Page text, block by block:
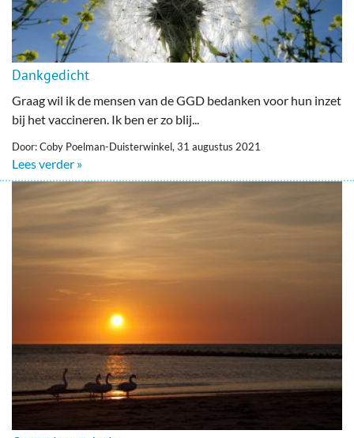
Dankgedicht
Graag wil ik de mensen van de GGD bedanken voor hun inzet
bij het vaccineren. Ik ben er zo blij...
Door: Coby Poelman-Duisterwinkel, 31 augustus 2021
Lees verder »